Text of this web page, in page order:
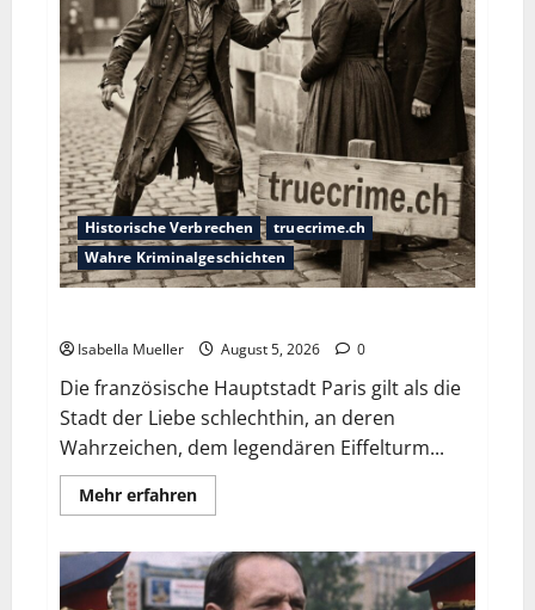
Historische Verbrechen
truecrime.ch
Wahre Kriminalgeschichten
Isabella Mueller August 5, 2026 0
Die französische Hauptstadt Paris gilt als die
Stadt der Liebe schlechthin, an deren
Wahrzeichen, dem legendären Eiffelturm...
Mehr erfahren